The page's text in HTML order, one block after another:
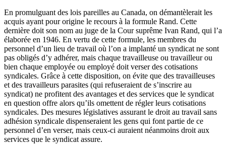
En promulguant des lois pareilles au Canada, on démantèlerait les
acquis ayant pourorigine le recours à la formule Rand. Cette
dernière doit son nom au juge de la Cour suprême Ivan Rand, qui l’a
élaborée en 1946. En vertu de cette formule, les membres du
personnel d’un lieu de travail où l’on a implanté un syndicat ne sont
pas obligés d’y adhérer, mais chaque travailleuse ou travailleur ou
bien chaque employée ou employé doit verserdes cotisations
syndicales. Grâce à cette disposition, on évite que des travailleuses
et des travailleurs parasites (qui refuseraient de s’inscrire au
syndicat) ne profitent des avantages et des services que le syndicat
en question offre alors qu’ils omettent de régler leurs cotisations
syndicales. Des mesures législatives assurant le droit au travail sans
adhésion syndicale dispenseraient les gens qui font partie de ce
personnel d’en verser, mais ceux-ci auraient néanmoins droit aux
services que le syndicat assure.